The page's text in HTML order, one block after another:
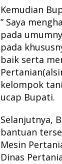
Kemudian
” Saya
pada
pada
baik serta
kelompok
ucap Bupati.
Selanjutnya,
bantuan
Mesin
Dinas